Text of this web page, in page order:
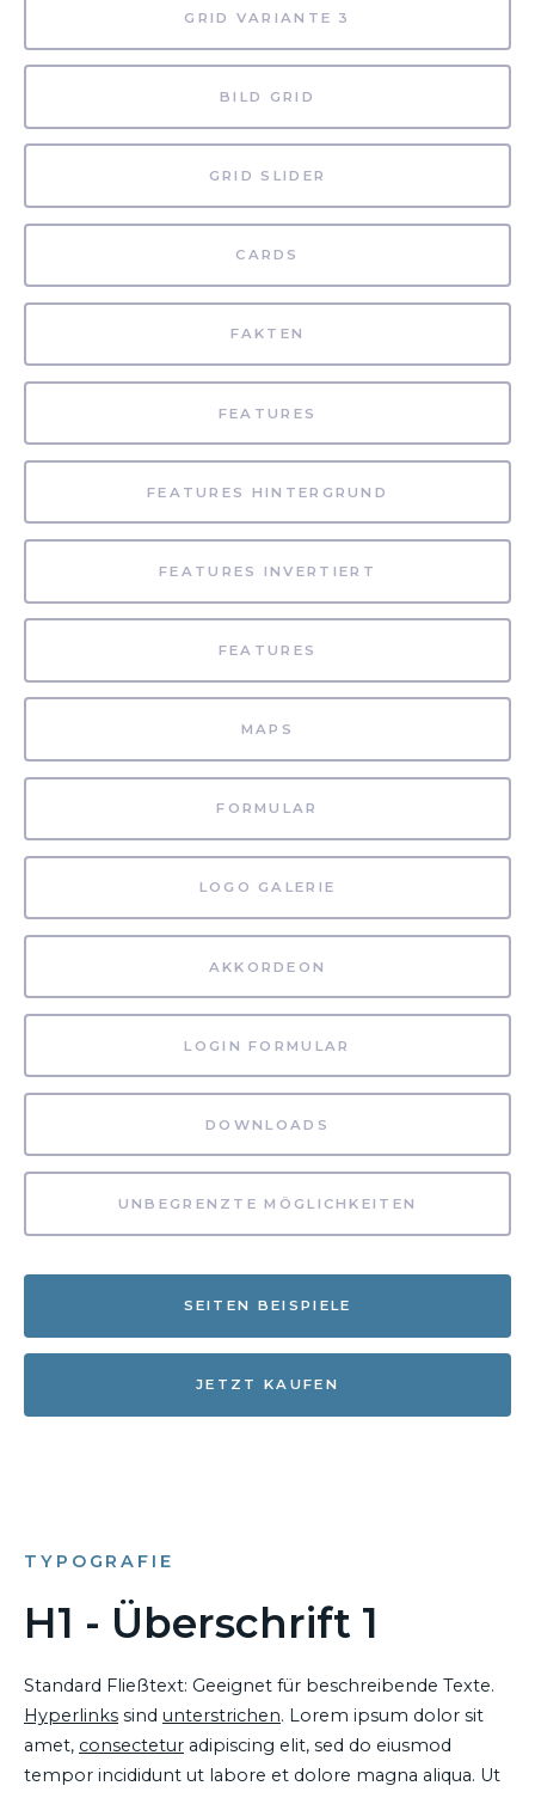
GRID VARIANTE 3
BILD GRID
GRID SLIDER
CARDS
FAKTEN
FEATURES
FEATURES HINTERGRUND
FEATURES INVERTIERT
FEATURES
MAPS
FORMULAR
LOGO GALERIE
AKKORDEON
LOGIN FORMULAR
DOWNLOADS
UNBEGRENZTE MÖGLICHKEITEN
SEITEN BEISPIELE
JETZT KAUFEN
TYPOGRAFIE
H1 - Überschrift 1
Standard Fließtext: Geeignet für beschreibende Texte.
Hyperlinks sind unterstrichen. Lorem ipsum dolor sit
amet, consectetur adipiscing elit, sed do eiusmod
tempor incididunt ut labore et dolore magna aliqua. Ut